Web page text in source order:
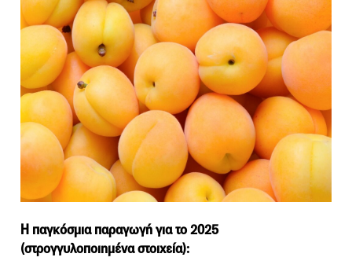
Η παγκόσμια παραγωγή για το 2025
(στρογγυλοποιημένα στοιχεία):